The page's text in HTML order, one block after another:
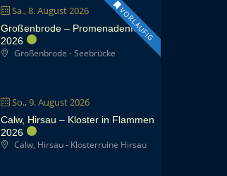
Sa., 8. August 2026 VORLÄUFIG
Großenbrode – Promenadenfest
2026
Großenbrode - Seebrücke
So., 9. August 2026
Calw, Hirsau – Kloster in Flammen
2026
Calw, Hirsau - Klosterruine Hirsau